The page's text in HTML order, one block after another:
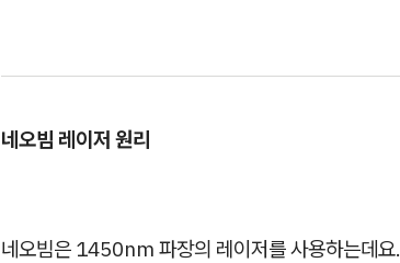
네오빔 레이저 원리
네오빔은 1450nm 파장의 레이저를 사용하는데요.